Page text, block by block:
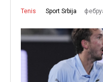
Tenis Sport Srbija